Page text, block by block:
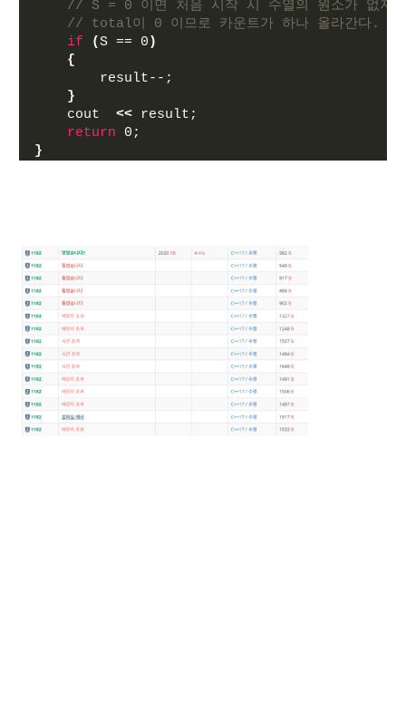
// S = 0 이면 처음 시작 시 수열의 원소가 없지
// total이 0 이므로 카운트가 하나 올라간다.
if
(S == 0 )
{
        result--;
}
    cout
<< result;
return 0;
}